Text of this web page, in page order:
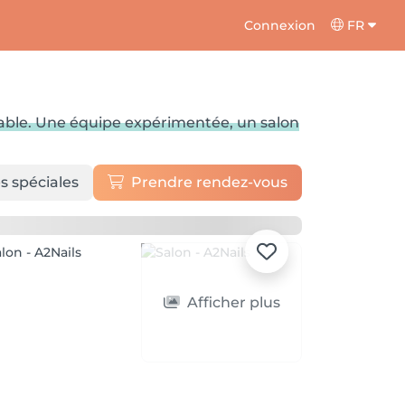
Connexion FR
Une équipe expérimentée, un salon
spéciales Prendre rendez-vous
Afficher plus